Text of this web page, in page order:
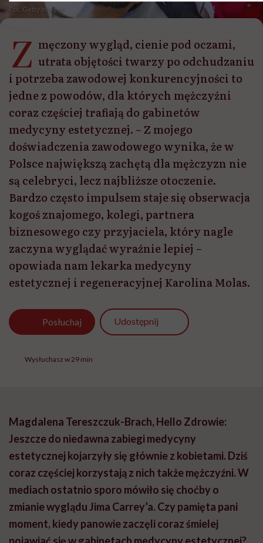
Fot. Getty Images
Z męczony wygląd, cienie pod oczami,
utrata objętości twarzy po odchudzaniu
i potrzeba zawodowej konkurencyjności to
jedne z powodów, dla których mężczyźni
coraz częściej trafiają do gabinetów
medycyny estetycznej. – Z mojego
doświadczenia zawodowego wynika, że w
Polsce największą zachętą dla mężczyzn nie
są celebryci, lecz najbliższe otoczenie.
Bardzo często impulsem staje się obserwacja
kogoś znajomego, kolegi, partnera
biznesowego czy przyjaciela, który nagle
zaczyna wyglądać wyraźnie lepiej –
opowiada nam lekarka medycyny
estetycznej i regeneracyjnej Karolina Molas.
Posłuchaj Udostępnij
Wysłuchasz w 29 min
Magdalena Tereszczuk-Brach, Hello Zdrowie:
Jeszcze do niedawna zabiegi medycyny
estetycznej kojarzyły się głównie z kobietami. Dziś
coraz częściej korzystają z nich także mężczyźni. W
mediach ostatnio sporo mówiło się choćby o
zmianie wyglądu Jima Carrey’a. Czy pamięta pani
moment, kiedy panowie zaczęli coraz śmielej